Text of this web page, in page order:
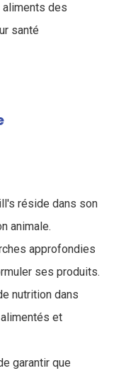
aliments des
santé
réside dans son
animale.
approfondies
ses produits.
nutrition dans
et
garantir que